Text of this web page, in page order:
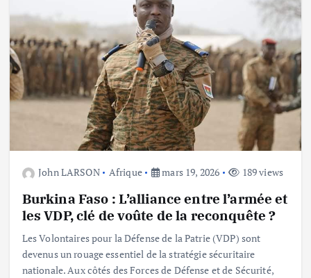
John LARSON Afrique mars 19, 2026 189 views
Burkina Faso : L’alliance entre l’armée et
les VDP, clé de voûte de la reconquête ?
Les Volontaires pour la Défense de la Patrie (VDP) sont
devenus un rouage essentiel de la stratégie sécuritaire
nationale. Aux côtés des Forces de Défense et de Sécurité,